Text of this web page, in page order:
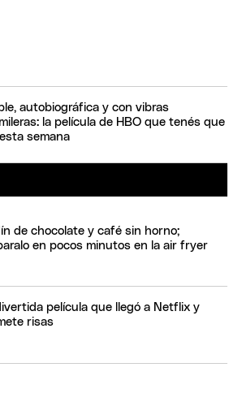
autobiográfica y con vibras
la película de HBO que tenés que
semana
de chocolate y café sin horno;
en pocos minutos en la air fryer
película que llegó a Netflix y
risas